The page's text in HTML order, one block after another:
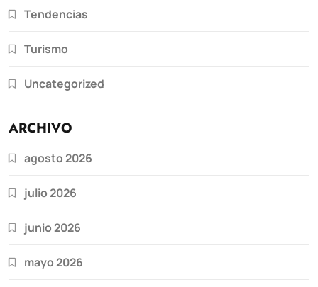
Tendencias
Turismo
Uncategorized
ARCHIVO
agosto 2026
julio 2026
junio 2026
mayo 2026